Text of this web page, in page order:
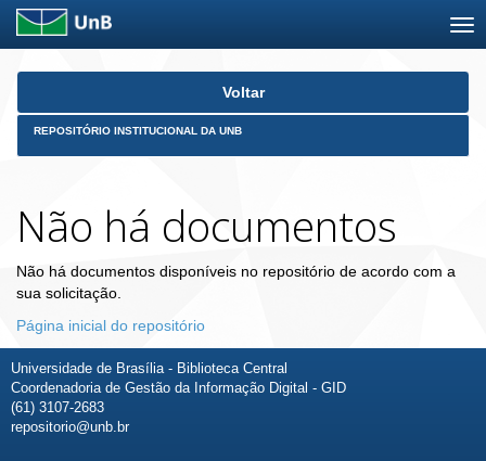
Skip
Voltar
REPOSITÓRIO INSTITUCIONAL DA UNB
Não há documentos
Não há documentos disponíveis no repositório de acordo com a
sua solicitação.
Página inicial do repositório
Universidade de Brasília - Biblioteca Central
Coordenadoria de Gestão da Informação Digital - GID
(61) 3107-2683
repositorio@unb.br